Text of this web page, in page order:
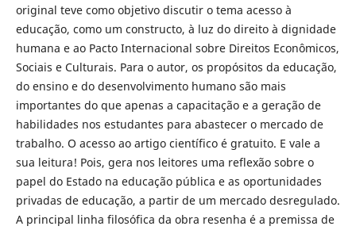
original teve como objetivo discutir o tema acesso à
educação, como um constructo, à luz do direito à dignidade
humana e ao Pacto Internacional sobre Direitos Econômicos,
Sociais e Culturais. Para o autor, os propósitos da educação,
do ensino e do desenvolvimento humano são mais
importantes do que apenas a capacitação e a geração de
habilidades nos estudantes para abastecer o mercado de
trabalho. O acesso ao artigo científico é gratuito. E vale a
sua leitura! Pois, gera nos leitores uma reflexão sobre o
papel do Estado na educação pública e as oportunidades
privadas de educação, a partir de um mercado desregulado.
A principal linha filosófica da obra resenha é a premissa de